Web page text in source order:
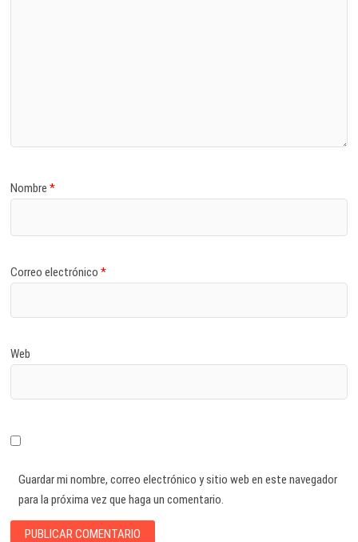
Nombre*
Correo electrónico*
Web
Guardar mi nombre, correo electrónico y sitio web en este navegador
para la próxima vez que haga un comentario.